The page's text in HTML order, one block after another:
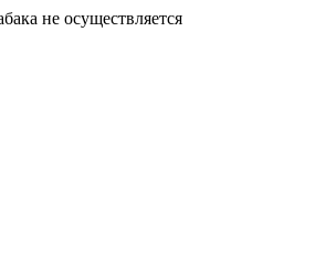
не осуществляется